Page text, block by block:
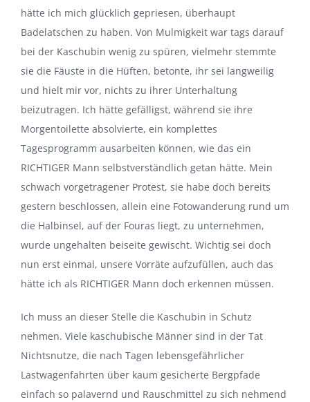
hätte ich mich glücklich gepriesen, überhaupt
Badelatschen zu haben. Von Mulmigkeit war tags darauf
bei der Kaschubin wenig zu spüren, vielmehr stemmte
sie die Fäuste in die Hüften, betonte, ihr sei langweilig
und hielt mir vor, nichts zu ihrer Unterhaltung
beizutragen. Ich hätte gefälligst, während sie ihre
Morgentoilette absolvierte, ein komplettes
Tagesprogramm ausarbeiten können, wie das ein
RICHTIGER Mann selbstverständlich getan hätte. Mein
schwach vorgetragener Protest, sie habe doch bereits
gestern beschlossen, allein eine Fotowanderung rund um
die Halbinsel, auf der Fouras liegt, zu unternehmen,
wurde ungehalten beiseite gewischt. Wichtig sei doch
nun erst einmal, unsere Vorräte aufzufüllen, auch das
hätte ich als RICHTIGER Mann doch erkennen müssen.
Ich muss an dieser Stelle die Kaschubin in Schutz
nehmen. Viele kaschubische Männer sind in der Tat
Nichtsnutze, die nach Tagen lebensgefährlicher
Lastwagenfahrten über kaum gesicherte Bergpfade
einfach so palavernd und Rauschmittel zu sich nehmend